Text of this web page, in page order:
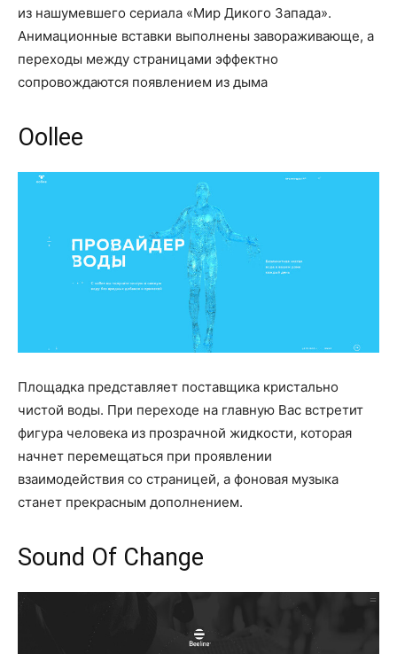
из нашумевшего сериала «Мир Дикого Запада».
Анимационные вставки выполнены завораживающе, а
переходы между страницами эффектно
сопровождаются появлением из дыма
Oollee
Площадка представляет поставщика кристально
чистой воды. При переходе на главную Вас встретит
фигура человека из прозрачной жидкости, которая
начнет перемещаться при проявлении
взаимодействия со страницей, а фоновая музыка
станет прекрасным дополнением.
Sound Of Change